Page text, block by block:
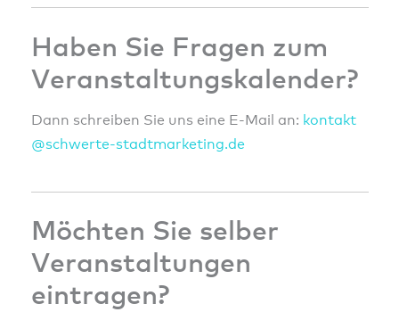
Haben Sie Fragen zum
Veranstaltungskalender?
Dann schreiben Sie uns eine E-Mail an: kontakt
@schwerte-stadtmarketing.de
Möchten Sie selber
Veranstaltungen
eintragen?